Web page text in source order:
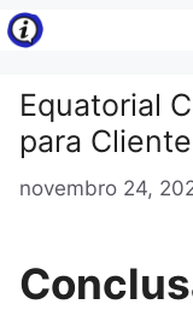
Pular
para
conteúdo
Equatorial
para
novembro 24,